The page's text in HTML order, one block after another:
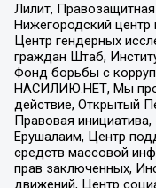
Лилит,
Нижегородский центр
Центр гендерных
граждан Штаб,
Фонд борьбы с
НАСИЛИЮ.НЕТ, Мы
действие, Открытый
Правовая
Ерушалаим, Центр
средств массовой
прав заключенных,
движений, Центр